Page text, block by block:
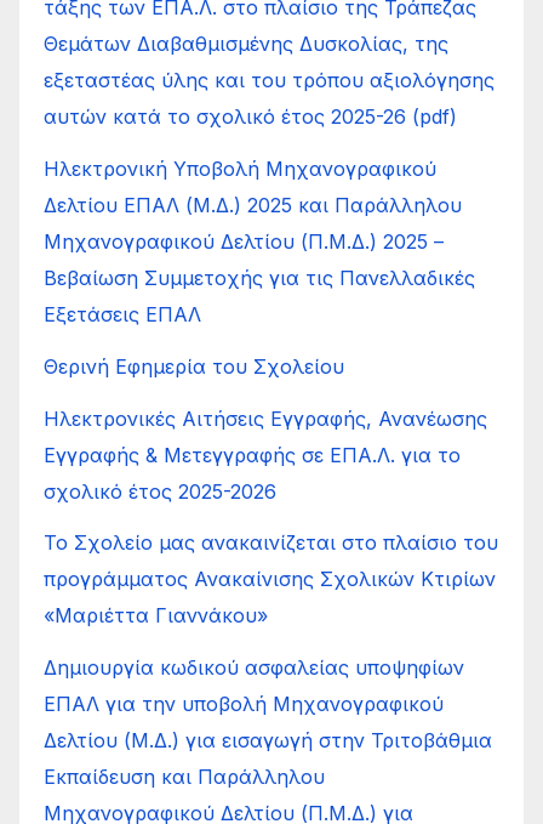
τάξης των ΕΠΑ.Λ. στο πλαίσιο της Τράπεζας
Θεμάτων Διαβαθμισμένης Δυσκολίας, της
εξεταστέας ύλης και του τρόπου αξιολόγησης
αυτών κατά το σχολικό έτος 2025-26 (pdf)
Ηλεκτρονική Υποβολή Μηχανογραφικού
Δελτίου ΕΠΑΛ (Μ.Δ.) 2025 και Παράλληλου
Μηχανογραφικού Δελτίου (Π.Μ.Δ.) 2025 –
Βεβαίωση Συμμετοχής για τις Πανελλαδικές
Εξετάσεις ΕΠΑΛ
Θερινή Εφημερία του Σχολείου
Ηλεκτρονικές Αιτήσεις Εγγραφής, Ανανέωσης
Εγγραφής & Μετεγγραφής σε ΕΠΑ.Λ. για το
σχολικό έτος 2025-2026
Το Σχολείο μας ανακαινίζεται στο πλαίσιο του
προγράμματος Ανακαίνισης Σχολικών Κτιρίων
«Μαριέττα Γιαννάκου»
Δημιουργία κωδικού ασφαλείας υποψηφίων
ΕΠΑΛ για την υποβολή Μηχανογραφικού
Δελτίου (Μ.Δ.) για εισαγωγή στην Τριτοβάθμια
Εκπαίδευση και Παράλληλου
Μηχανογραφικού Δελτίου (Π.Μ.Δ.) για